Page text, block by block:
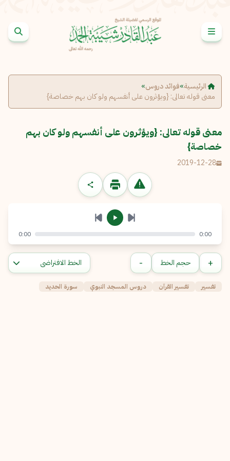
الرئيسية»فوائد دروس»
معنى قوله تعالى: {ويؤثرون على أنفسهم ولو كان بهم خصاصة}
معنى قوله تعالى: {ويؤثرون على أنفسهم ولو كان بهم
خصاصة}
2019-12-28
الإبلاغ عن مشكلة
البريد الإلكتروني*
الرسالة
نسخ
0:00
0:00
+ حجم الخط -
تفسير تفسير القرآن دروس المسجد النبوي سورة الحديد